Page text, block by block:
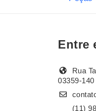
Entre
Rua
03359-
(11)